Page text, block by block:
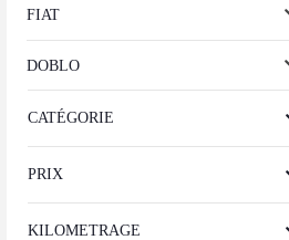
FIAT
DOBLO
CATÉGORIE
PRIX
KILOMETRAGE